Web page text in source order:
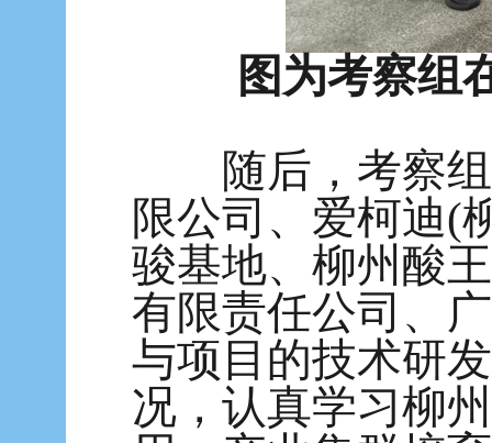
图为考察组
随后，考察组
限公司、爱柯迪(
骏基地、柳州酸
有限责任公司、
与项目的技术研
况，认真学习柳